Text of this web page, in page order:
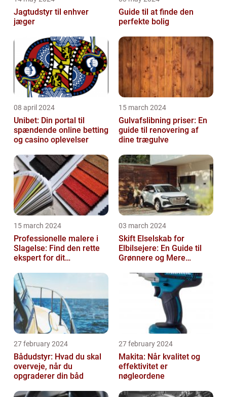
Jagtudstyr til enhver
jæger
Guide til at finde den
perfekte bolig
08 april 2024
Unibet: Din portal til
spændende online betting
og casino oplevelser
15 march 2024
Gulvafslibning priser: En
guide til renovering af
dine trægulve
15 march 2024
Professionelle malere i
Slagelse: Find den rette
ekspert for dit
03 march 2024
Skift Elselskab for
Elbilsejere: En Guide til
Grønnere og Mere
27 february 2024
Bådudstyr: Hvad du skal
overveje, når du
opgraderer din båd
27 february 2024
Makita: Når kvalitet og
effektivitet er
nøgleordene